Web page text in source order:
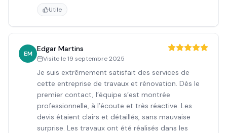
Utile
EM
Edgar Martins
Visite le19 septembre 2025
Je suis extrêmement satisfait des services de
cette entreprise de travaux et rénovation. Dès le
premier contact, l’équipe s’est montrée
professionnelle, à l’écoute et très réactive. Les
devis étaient clairs et détaillés, sans mauvaise
surprise. Les travaux ont été réalisés dans les